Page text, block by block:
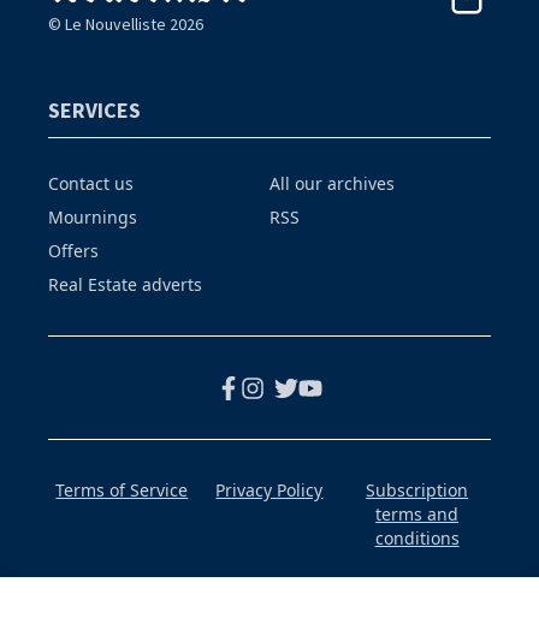
© Le Nouvelliste 2026
SERVICES
Contact us
Mournings
Offers
Real Estate adverts
All our archives
RSS
Terms of Service Privacy Policy
Subscription
terms and
conditions